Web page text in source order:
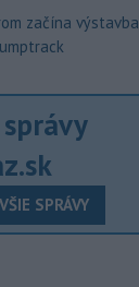
začína výstavba
SPRÁVY